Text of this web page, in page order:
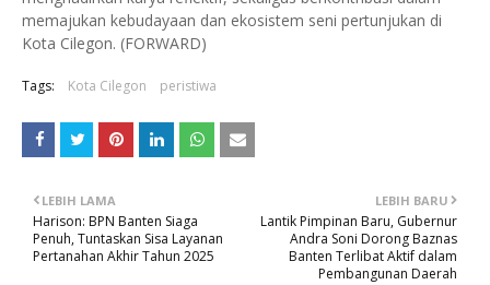
memajukan kebudayaan dan ekosistem seni pertunjukan di
Kota Cilegon. (FORWARD)
Tags: Kota Cilegon peristiwa
LEBIH BARU
Lantik Pimpinan Baru, Gubernur
Andra Soni Dorong Baznas
Banten Terlibat Aktif dalam
Pembangunan Daerah
LEBIH LAMA
Harison: BPN Banten Siaga
Penuh, Tuntaskan Sisa Layanan
Pertanahan Akhir Tahun 2025